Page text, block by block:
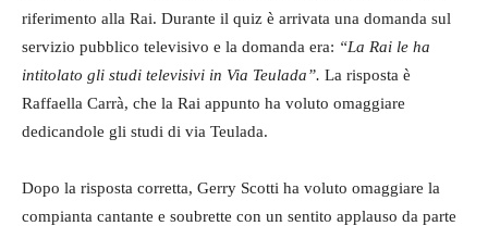
riferimento alla Rai. Durante il quiz è arrivata una domanda sul
servizio pubblico televisivo e la domanda era: “La Rai le ha
intitolato gli studi televisivi in Via Teulada”. La risposta è
Raffaella Carrà, che la Rai appunto ha voluto omaggiare
dedicandole gli studi di via Teulada.
Dopo la risposta corretta, Gerry Scotti ha voluto omaggiare la
compianta cantante e soubrette con un sentito applauso da parte